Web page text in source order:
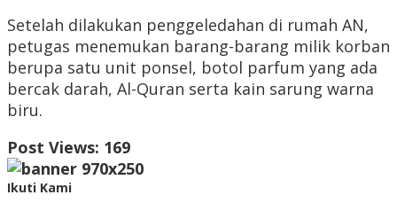
Setelah dilakukan penggeledahan di rumah AN,
petugas menemukan barang-barang milik korban
berupa satu unit ponsel, botol parfum yang ada
bercak darah, Al-Quran serta kain sarung warna
biru.
Post Views: 169
Ikuti Kami